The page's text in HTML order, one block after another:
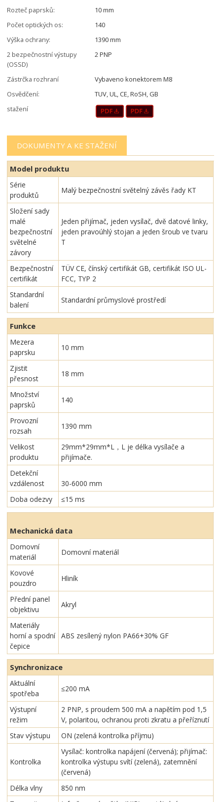
Rozteč paprsků:
10 mm
Počet optických os:
140
Výška ochrany:
1390 mm
2 bezpečnostní výstupy
(OSSD)
2 PNP
Zástrčka rozhraní
Vybaveno konektorem M8
Osvědčení:
TUV, UL, CE, RoSH, GB
stažení
DOKUMENTY A KE STAŽENÍ
Model produktu
Série
produktů
Malý bezpečnostní světelný závěs řady KT
Složení sady
malé
bezpečnostní
světelné
závory
Jeden přijímač, jeden vysílač, dvě datové linky,
jeden pravoúhlý stojan a jeden šroub ve tvaru
T
Bezpečnostní
certifikát
TÜV CE, čínský certifikát GB, certifikát ISO UL-
FCC, TYP 2
Standardní
balení
Standardní průmyslové prostředí
Funkce
Mezera
paprsku
10 mm
Zjistit
přesnost
18 mm
Množství
paprsků
140
Provozní
rozsah
1390 mm
Velikost
produktu
29mm*29mm*L，L je délka vysílače a
přijímače.
Detekční
vzdálenost
30-6000 mm
Doba odezvy
≤15 ms
Mechanická data
Domovní
materiál
Domovní materiál
Kovové
pouzdro
Hliník
Přední panel
objektivu
Akryl
Materiály
horní a spodní
čepice
ABS zesílený nylon PA66+30% GF
Synchronizace
Aktuální
spotřeba
≤200 mA
Výstupní
režim
2 PNP, s proudem 500 mA a napětím pod 1,5
V, polaritou, ochranou proti zkratu a přeříznutí
Stav výstupu
ON (zelená kontrolka příjmu)
Kontrolka
Vysílač: kontrolka napájení (červená); přijímač:
kontrolka výstupu svítí (zelená), zatemnění
(červená)
Délka vlny
850 nm